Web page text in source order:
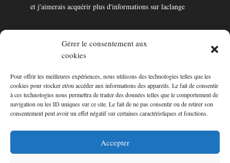
Gérer le consentement aux
cookies
Pour offrir les meilleures expériences, nous utilisons des technologies telles que les
cookies pour stocker et/ou accéder aux informations des appareils. Le fait de consentir
à ces technologies nous permettra de traiter des données telles que le comportement de
navigation ou les ID uniques sur ce site. Le fait de ne pas consentir ou de retirer son
consentement peut avoir un effet négatif sur certaines caractéristiques et fonctions.
Accepter
et j'aimerais acquérir plus d'informations sur laclange
Témoignages
Marc
J'aimerai savoir si y a live pour parle en kabyle, j'ai accent
et j'aimerais acquérir plus d'informations sur laclange
Consultez les témoignages